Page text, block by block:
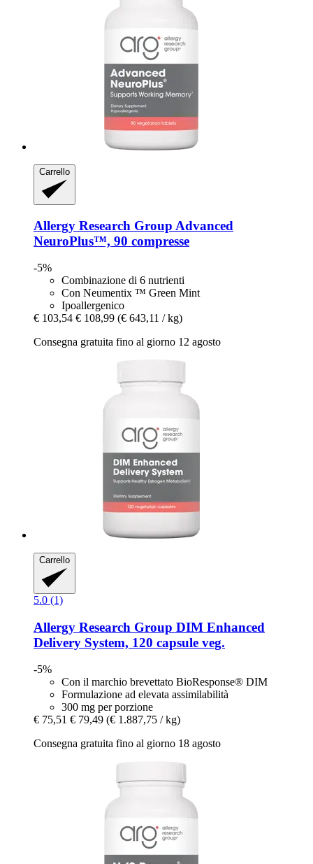
Carrello
Allergy Research Group Advanced
NeuroPlus™, 90 compresse
-5%
Combinazione di 6 nutrienti
Con Neumentix ™ Green Mint
Ipoallergenico
€ 103,54 € 108,99 (€ 643,11 / kg)
Consegna gratuita fino al giorno 12 agosto
Carrello
5.0 (1)
Allergy Research Group DIM Enhanced
Delivery System, 120 capsule veg.
-5%
Con il marchio brevettato BioResponse® DIM
Formulazione ad elevata assimilabilità
300 mg per porzione
€ 75,51 € 79,49 (€ 1.887,75 / kg)
Consegna gratuita fino al giorno 18 agosto